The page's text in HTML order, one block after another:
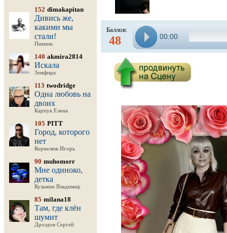
152 dimakapitan
Дивись же,
какими мы
стали!
Пикник
140 akmira2814
Искала
Земфира
113 twodridge
Одна любовь на
двоих
Карпук Елена
105 PITT
Город, которого
нет
Корнелюк Игорь
90 muhomorr
Мне одиноко,
детка
Кузьмин Владимир
85 milana18
Там, где клён
шумит
Дроздов Сергей
Баллов:
48 00:00